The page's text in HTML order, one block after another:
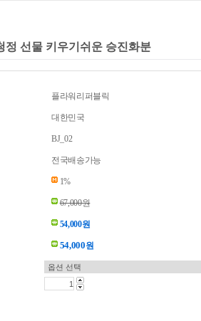
선물 키우기쉬운 승진화분
플라워리퍼블릭
대한민국
BJ_02
전국배송가능
1%
67,000원
54,000원
54,000원